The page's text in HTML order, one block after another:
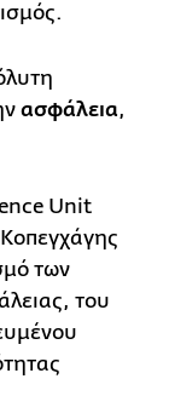
ασφάλεια,
Unit
των
του